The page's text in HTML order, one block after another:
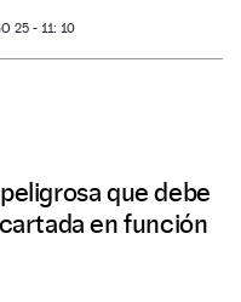
25 - 11: 10
que debe
en función